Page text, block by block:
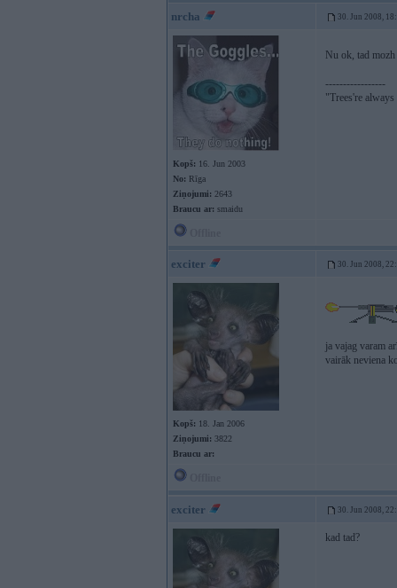
nrcha 30. Jun 2008,
Kopš: 16. Jun 2003
No: Rīga
Ziņojumi: 2643
Braucu ar: smaidu
Nu ok, tad
-----------------
"Trees're
exciter 30. Jun 2008,
Kopš: 18. Jan 2006
Ziņojumi: 3822
Braucu ar:
ja vajag varam
vairāk neviena
exciter 30. Jun 2008,
kad tad?